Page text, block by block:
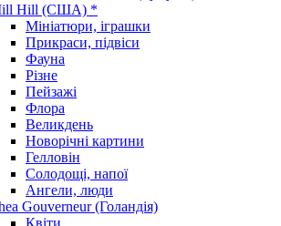
Hill (США) *
Мініатюри, іграшки
Прикраси, підвіси
Фауна
Різне
Пейзажі
Флора
Великдень
Новорічні картини
Гелловін
Солодощі, напої
Ангели, люди
Gouverneur (Голандія)
Квіти